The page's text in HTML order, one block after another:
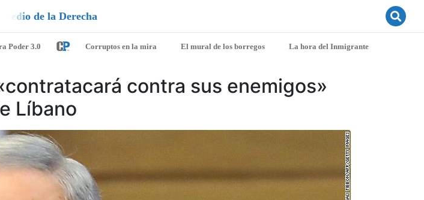
ale a qu ien le duel a
Poder 3.0 Corruptos en la mira El mural de los borregos La hora del Inmigrante
contra sus enemigos»
Líbano